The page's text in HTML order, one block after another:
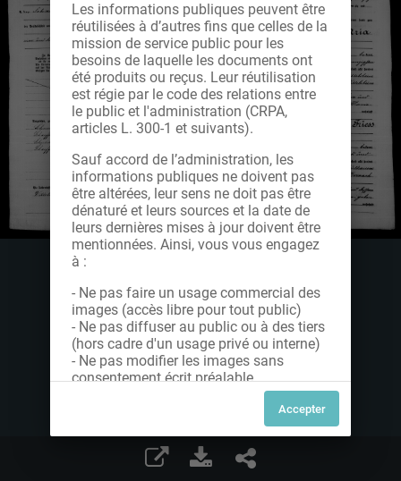
Les informations publiques peuvent être
réutilisées à d’autres fins que celles de la
mission de service public pour les
besoins de laquelle les documents ont
été produits ou reçus. Leur réutilisation
est régie par le code des relations entre
le public et l'administration (CRPA,
articles L. 300-1 et suivants).
Sauf accord de l’administration, les
informations publiques ne doivent pas
être altérées, leur sens ne doit pas être
dénaturé et leurs sources et la date de
leurs dernières mises à jour doivent être
mentionnées. Ainsi, vous vous engagez
à :
- Ne pas faire un usage commercial des
images (accès libre pour tout public)
- Ne pas diffuser au public ou à des tiers
(hors cadre d'un usage privé ou interne)
- Ne pas modifier les images sans
consentement écrit préalable
Dans le cas contraire, nous vous invitons
à nous contacter afin de solliciter le type
de Licence souhaitée parmi celles
proposées et le cas échéant, acquitter